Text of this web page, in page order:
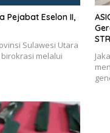
Sulawesi Utara
melalui